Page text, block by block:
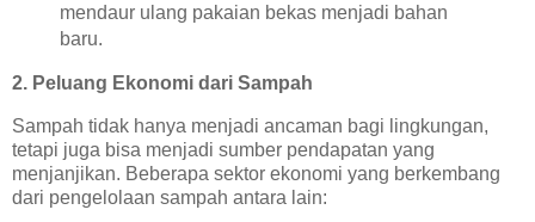
mendaur ulang pakaian bekas menjadi bahan
baru.
2. Peluang Ekonomi dari Sampah
Sampah tidak hanya menjadi ancaman bagi lingkungan,
tetapi juga bisa menjadi sumber pendapatan yang
menjanjikan. Beberapa sektor ekonomi yang berkembang
dari pengelolaan sampah antara lain: